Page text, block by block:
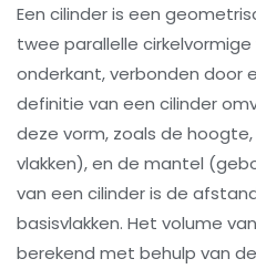
Een cilinder is een
twee parallelle
onderkant, verbonden door
definitie van een cilinder
deze vorm, zoals de
vlakken), en de mantel
van een cilinder is de
basisvlakken. Het volume
berekend met behulp van